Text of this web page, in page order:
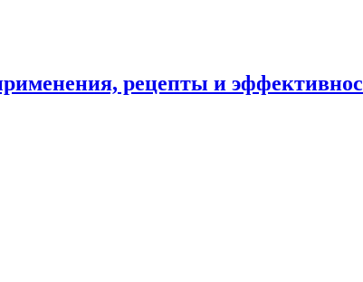
рецепты и